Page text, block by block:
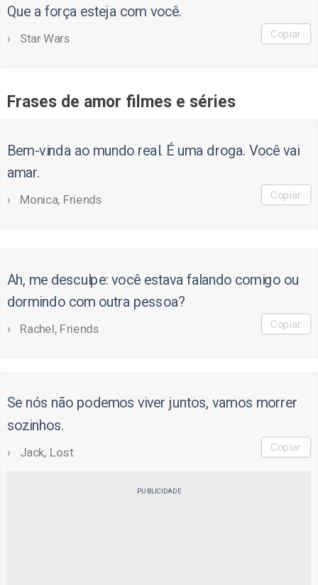
Que a força esteja com você.
Star Wars Copiar
Frases de amor filmes e séries
Bem-vinda ao mundo real. É uma droga. Você vai
amar.
Monica, Friends Copiar
Ah, me desculpe: você estava falando comigo ou
dormindo com outra pessoa?
Rachel, Friends Copiar
Se nós não podemos viver juntos, vamos morrer
sozinhos.
Jack, Lost Copiar
PUBLICIDADE